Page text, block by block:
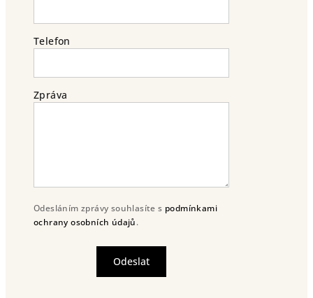
Telefon
Zpráva
Odesláním zprávy souhlasíte s podmínkami
ochrany osobních údajů.
Odeslat